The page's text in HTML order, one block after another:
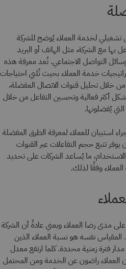
لخدمة العملاء يُوضح للشركة
بها مع الشركة، مثل الهاتف أو البريد
وسائل التواصل الاجتماعي. تُعد معرفة هذه
خدمة العملاء بحيث تُلبي احتياجات
خلال تحليل قنوات الاتصال المفضلة،
أكثر فعالية وتحسين التفاعل من خلال
يُفضلونها.
استبيان للعملاء لمعرفة الطرق المفضلة
تتبع حجم التفاعلات عبر القنوات
ما يُساعد الشركات على تحديد
وفقًا لذلك.
مدى رضا العملاء ويعني عادةً أن الشركة
المقياس نفسه هو نسبة العملاء الذين
فترة زمنية محددة. كلما ارتفع معدل
العملاء راضون عن الخدمة ومن المحتمل